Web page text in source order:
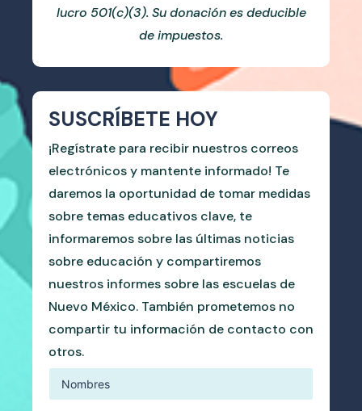
lucro 501(c)(3). Su donación es deducible
de impuestos.
SUSCRÍBETE HOY
¡Regístrate para recibir nuestros correos
electrónicos y mantente informado! Te
daremos la oportunidad de tomar medidas
sobre temas educativos clave, te
informaremos sobre las últimas noticias
sobre educación y compartiremos
nuestros informes sobre las escuelas de
Nuevo México. También prometemos no
compartir tu información de contacto con
otros.